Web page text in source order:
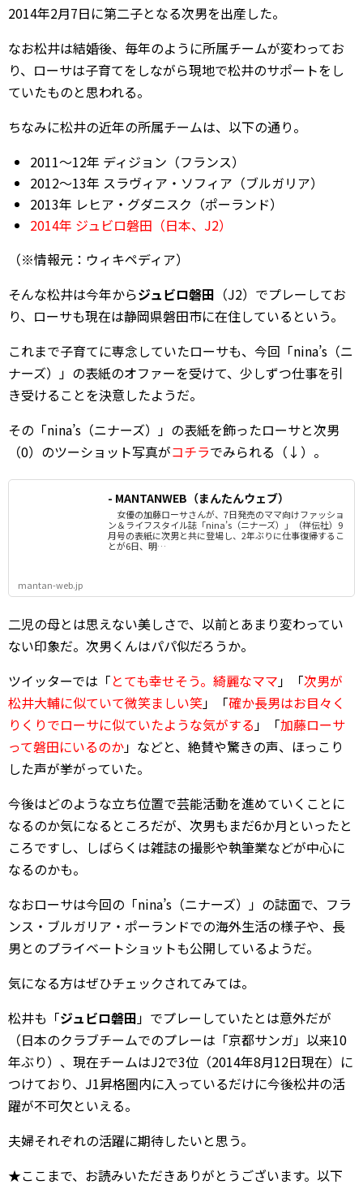
2014年2月7日に第二子となる次男を出産した。
なお松井は結婚後、毎年のように所属チームが変わってお
り、ローサは子育てをしながら現地で松井のサポートをし
ていたものと思われる。
ちなみに松井の近年の所属チームは、以下の通り。
2011～12年 ディジョン（フランス）
2012～13年 スラヴィア・ソフィア（ブルガリア）
2013年 レヒア・グダニスク（ポーランド）
2014年 ジュビロ磐田（日本、J2）
（※情報元：ウィキペディア）
そんな松井は今年からジュビロ磐田 （J2）でプレーしてお
り、ローサも現在は静岡県磐田市に在住しているという。
これまで子育てに専念していたローサも、今回「nina’s（ニ
ナーズ）」の表紙のオファーを受けて、少しずつ仕事を引
き受けることを決意したようだ。
その「nina’s（ニナーズ）」の表紙を飾ったローサと次男
（0）のツーショット写真がコチラでみられる（↓）。
- MANTANWEB（まんたんウェブ）
女優の加藤ローサさんが、7日発売のママ向けファッショ
ン＆ライフスタイル誌「nina’s（ニナーズ）」（祥伝社）9
月号の表紙に次男と共に登場し、2年ぶりに仕事復帰するこ
とが6日、明…
mantan-web.jp
二児の母とは思えない美しさで、以前とあまり変わってい
ない印象だ。次男くんはパパ似だろうか。
ツイッターでは「とても幸せそう。綺麗なママ」「次男が
松井大輔に似ていて微笑ましい笑」「確か長男はお目々く
りくりでローサに似ていたような気がする」「加藤ローサ
って磐田にいるのか」などと、絶賛や驚きの声、ほっこり
した声が挙がっていた。
今後はどのような立ち位置で芸能活動を進めていくことに
なるのか気になるところだが、次男もまだ6か月といったと
ころですし、しばらくは雑誌の撮影や執筆業などが中心に
なるのかも。
なおローサは今回の「nina’s（ニナーズ）」の誌面で、フラ
ンス・ブルガリア・ポーランドでの海外生活の様子や、長
男とのプライベートショットも公開しているようだ。
気になる方はぜひチェックされてみては。
松井も「ジュビロ磐田」でプレーしていたとは意外だが
（日本のクラブチームでのプレーは「京都サンガ」以来10
年ぶり）、現在チームはJ2で3位（2014年8月12日現在）に
つけており、J1昇格圏内に入っているだけに今後松井の活
躍が不可欠といえる。
夫婦それぞれの活躍に期待したいと思う。
★ここまで、お読みいただきありがとうございます。以下